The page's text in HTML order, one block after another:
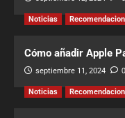
Noticias
Cómo añadir Apple
septiembre 11, 2024 0
Noticias